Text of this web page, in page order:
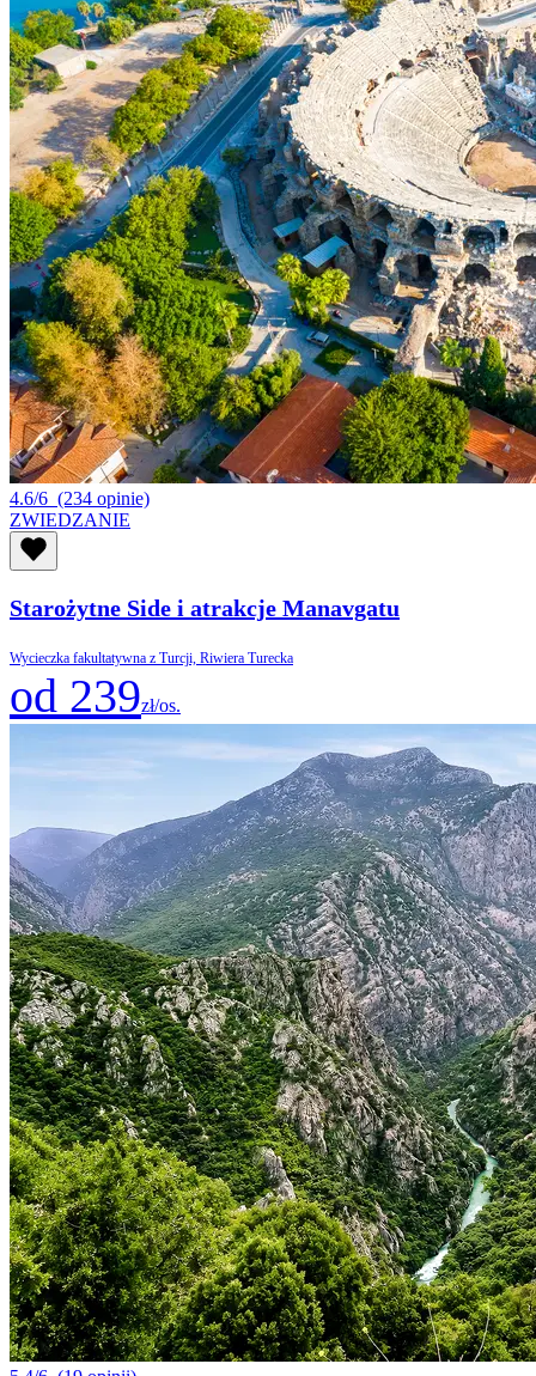
4.6/6 (234 opinie)
ZWIEDZANIE
Starożytne Side i atrakcje Manavgatu
Wycieczka fakultatywna z Turcji, Riwiera Turecka
od 239zł/os.